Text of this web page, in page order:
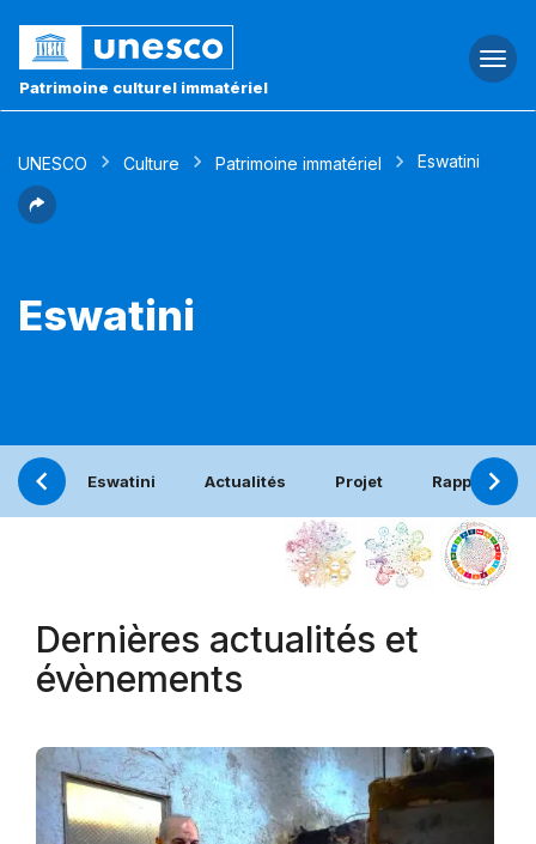
Patrimoine culturel immatériel
UNESCO Culture Patrimoine immatériel Eswatini
Eswatini
Eswatini Actualités Projet Rapport
Dernières actualités et
évènements